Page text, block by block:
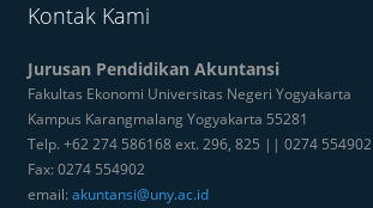
Kontak Kami
Jurusan Pendidikan Akuntansi
Fakultas Ekonomi Universitas Negeri Yogyakarta
Kampus Karangmalang Yogyakarta 55281
Telp. +62 274 586168 ext. 296, 825 || 0274 554902
Fax: 0274 554902
email:akuntansi@uny.ac.id